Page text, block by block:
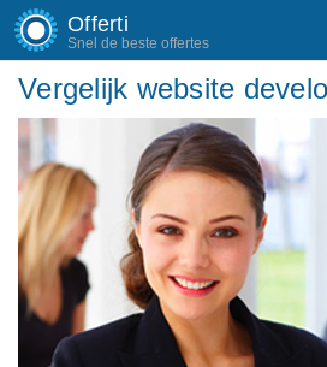
Offerti
Snel de beste offertes
Vergelijk website